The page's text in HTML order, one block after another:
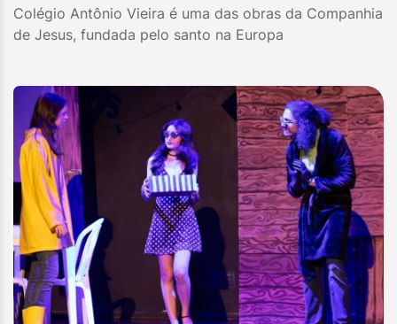
Colégio Antônio Vieira é uma das obras da Companhia
de Jesus, fundada pelo santo na Europa